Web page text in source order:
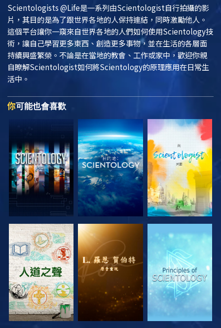
Scientologists @Life是一系列由Scientologist自行拍攝的影
片，其目的是為了跟世界各地的人保持連結，同時激勵他人。
這個平台讓你一窺來自世界各地的人們如何使用Scientology技
術，讓自己學習更多東西、創造更多事物，並在生活的各層面
持續興盛繁榮。不論是在當地的教會、工作或家中，歡迎你親
自瞭解Scientologist如何將Scientology的原理應用在日常生
活中。
你可能也會喜歡
探索系列節目 探索系列節目 探索系列節目